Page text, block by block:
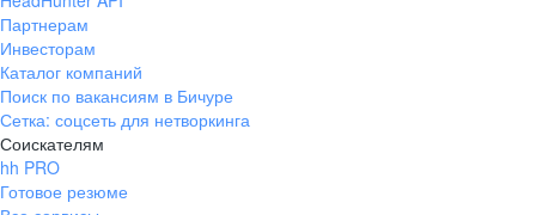
Партнерам
Инвесторам
Каталог компаний
Поиск по вакансиям в Бичуре
Сетка: соцсеть для нетворкинга
Соискателям
hh PRO
Готовое резюме